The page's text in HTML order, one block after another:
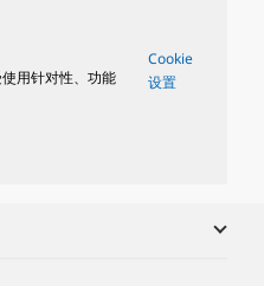
用针对性、功能
Cookie
设置